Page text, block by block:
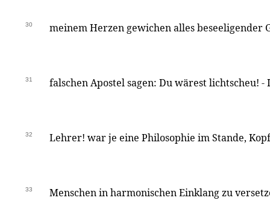
30 meinem Herzen gewichen alles beseeligender
31 falschen Apostel sagen: Du wärest lichtscheu!
32 Lehrer! war je eine Philosophie im Stande,
33 Menschen in harmonischen Einklang zu